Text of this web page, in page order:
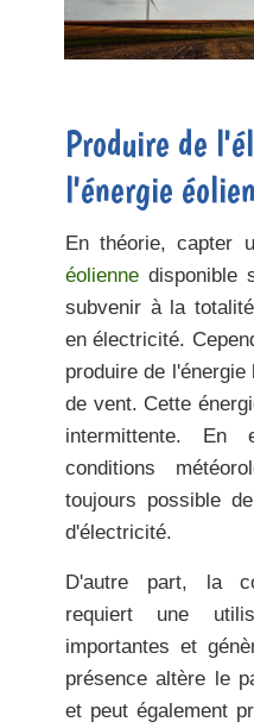
Produire de
l'énergie
En théorie, capter
éolienne disponible
subvenir à la
en électricité.
produire de
de vent. Cette
intermittente. En
conditions
toujours possible
d'électricité.
D'autre part, la
requiert une
importantes et
présence altère le
et peut également